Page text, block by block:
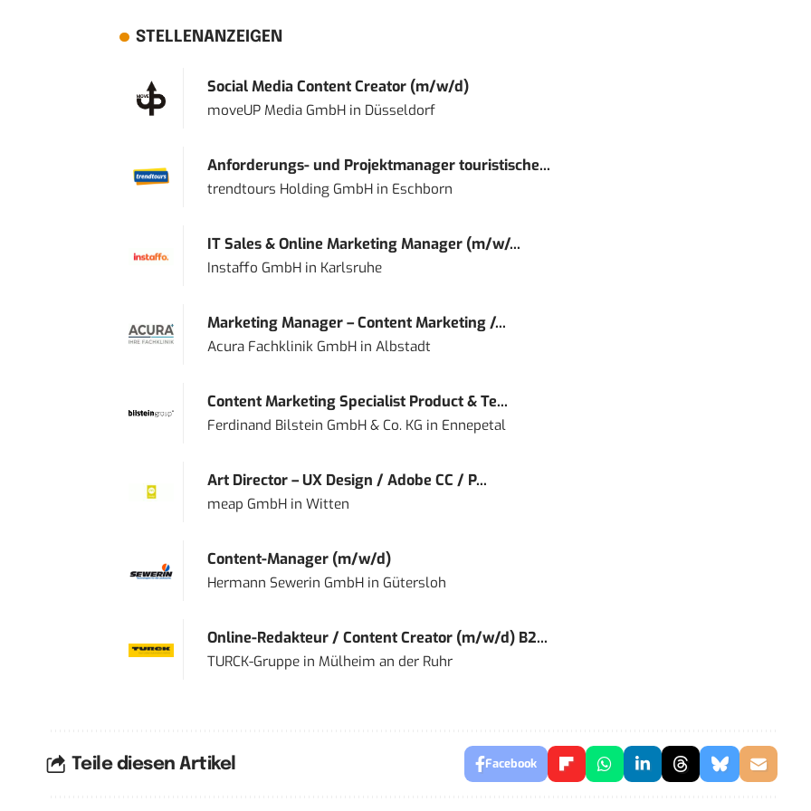
STELLENANZEIGEN
Social Media Content Creator (m/w/d)
moveUP Media GmbHin Düsseldorf
Anforderungs- und Projektmanager touristische...
trendtours Holding GmbHin Eschborn
IT Sales & Online Marketing Manager (m/w/...
Instaffo GmbHin Karlsruhe
Marketing Manager – Content Marketing /...
Acura Fachklinik GmbHin Albstadt
Content Marketing Specialist Product & Te...
Ferdinand Bilstein GmbH & Co. KG in Ennepetal
Art Director – UX Design / Adobe CC / P...
meap GmbHin Witten
Content-Manager (m/w/d)
Hermann Sewerin GmbHin Gütersloh
Online-Redakteur / Content Creator (m/w/d) B2...
TURCK-Gruppein Mülheim an der Ruhr
Teile diesen Artikel Facebook